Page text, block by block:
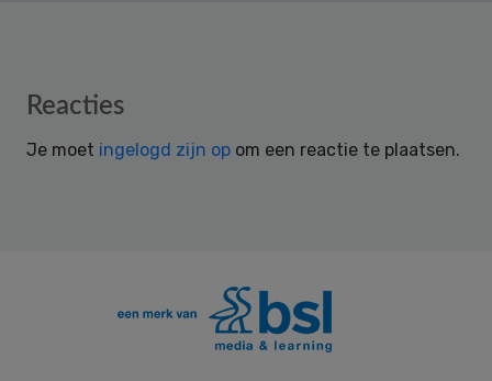
Reader
Reacties
Je moet ingelogd zijn op om een reactie te plaatsen.